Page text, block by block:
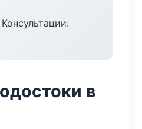
Консультации:
в